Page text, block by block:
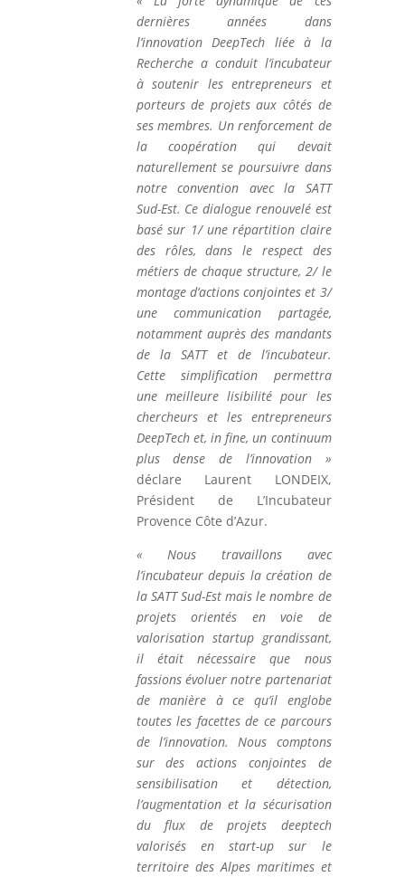
dernières années dans
l’innovation DeepTech liée à la
Recherche a conduit l’incubateur
à soutenir les entrepreneurs et
porteurs de projets aux côtés de
ses membres. Un renforcement de
la coopération qui devait
naturellement se poursuivre dans
notre convention avec la SATT
Sud-Est. Ce dialogue renouvelé est
basé sur 1/ une répartition claire
des rôles, dans le respect des
métiers de chaque structure, 2/ le
montage d’actions conjointes et 3/
une communication partagée,
notamment auprès des mandants
de la SATT et de l’incubateur.
Cette simplification permettra
une meilleure lisibilité pour les
chercheurs et les entrepreneurs
DeepTech et, in fine, un continuum
plus dense de l’innovation »
déclare Laurent LONDEIX,
Président de L’Incubateur
Provence Côte d’Azur.
« Nous travaillons avec
l’incubateur depuis la création de
la SATT Sud-Est mais le nombre de
projets orientés en voie de
valorisation startup grandissant,
il était nécessaire que nous
fassions évoluer notre partenariat
de manière à ce qu’il englobe
toutes les facettes de ce parcours
de l’innovation. Nous comptons
sur des actions conjointes de
sensibilisation et détection,
l’augmentation et la sécurisation
du flux de projets deeptech
valorisés en start-up sur le
territoire des Alpes maritimes et